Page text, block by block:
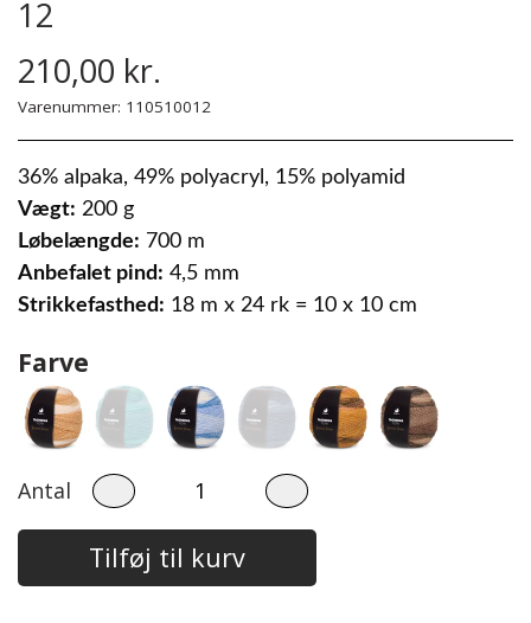
Diverse
Garnskåle
Projektposer
Projektposer
Penny Shopper
12
210,00 kr.
Varenummer: 110510012
36% alpaka, 49% polyacryl, 15% polyamid
Vægt: 200 g
Løbelængde: 700 m
Anbefalet pind: 4,5 mm
Strikkefasthed: 18 m x 24 rk = 10 x 10 cm
Farve
Antal
Tilføj til kurv